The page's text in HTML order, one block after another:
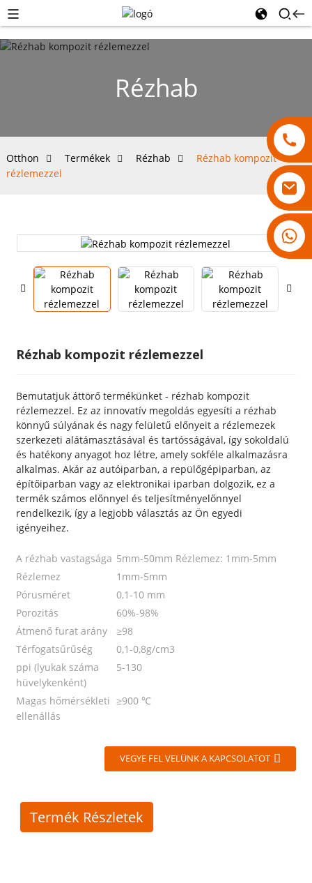
18007928831
Rézhab
Otthon Termékek Rézhab
Rézhab kompozit
rézlemezzel
Rézhab kompozit rézlemezzel
Bemutatjuk áttörő termékünket - rézhab kompozit
rézlemezzel. Ez az innovatív megoldás egyesíti a rézhab
könnyű súlyának és nagy felületű előnyeit a rézlemezek
szerkezeti alátámasztásával és tartósságával, így sokoldalú
és hatékony anyagot hoz létre, amely sokféle alkalmazásra
alkalmas. Akár az autóiparban, a repülőgépiparban, az
építőiparban vagy az elektronikai iparban dolgozik, ez a
termék számos előnnyel és teljesítményelőnnyel
rendelkezik, így a legjobb választás az Ön egyedi
igényeihez.
A rézhab vastagsága 5mm-50mm Rézlemez: 1mm-5mm
Rézlemez
1mm-5mm
Pórusméret
0,1-10 mm
Porozitás
60%-98%
Átmenő furat arány
≥98
Térfogatsűrűség
0,1-0,8g/cm3
ppi (lyukak száma
hüvelykenként)
5-130
Magas hőmérsékleti
ellenállás
≥900 ℃
VEGYE FEL VELÜNK A KAPCSOLATOT
Termék Részletek